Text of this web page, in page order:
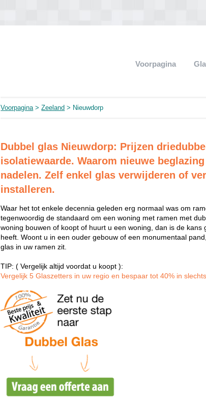
Voorpagina
Voorpagina>Zeeland > Nieuwdorp
Dubbel glas Nieuwdorp: Prijzen
isolatiewaarde. Waarom nieuwe
nadelen. Zelf enkel glas verwijderen of
installeren.
Waar het tot enkele decennia geleden erg normaal was om
tegenwoordig de standaard om een woning met ramen met
woning bouwen of koopt of huurt u een woning, dan is de
heeft. Woont u in een ouder gebouw of een monumentaal
glas in uw ramen zit.
TIP: ( Vergelijk altijd voordat u koopt ):
Vergelijk 5 Glaszetters in uw regio en bespaar tot 40% in